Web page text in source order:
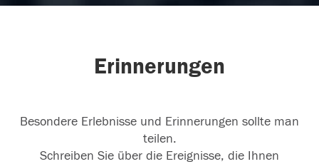
Erinnerungen
Besondere Erlebnisse und Erinnerungen sollte man
teilen.
Schreiben Sie über die Ereignisse, die Ihnen